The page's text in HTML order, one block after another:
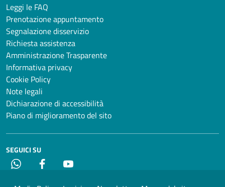
Leggi le FAQ
Prenotazione appuntamento
Segnalazione disservizio
Richiesta assistenza
Amministrazione Trasparente
Informativa privacy
Cookie Policy
Note legali
Dichiarazione di accessibilità
Piano di miglioramento del sito
SEGUICI SU
Whatsapp Facebook